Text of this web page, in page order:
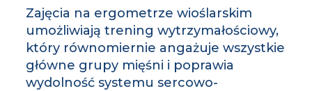
Zajęcia na ergometrze wioślarskim
umożliwiają trening wytrzymałościowy,
który równomiernie angażuje wszystkie
główne grupy mięśni i poprawia
wydolność systemu sercowo-